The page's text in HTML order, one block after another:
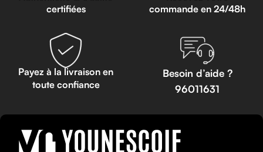
certifiées
commande en 24/48h
Payez à la livraison en
toute confiance
Besoin d’aide ?
96011631